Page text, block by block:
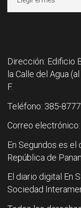
Dirección: Edificio
la Calle del Agua
F.
Teléfono: 385-
Correo
En Segundos es
República de
El diario digital En
Sociedad